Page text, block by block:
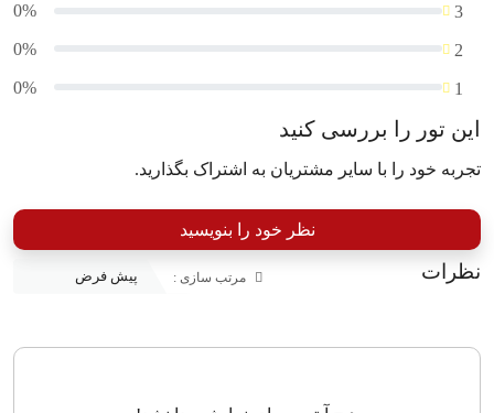
3
0%
2
0%
1
0%
این تور را بررسی کنید
تجربه خود را با سایر مشتریان به اشتراک بگذارید.
نظر خود را بنویسید
نظرات مرتب سازی :